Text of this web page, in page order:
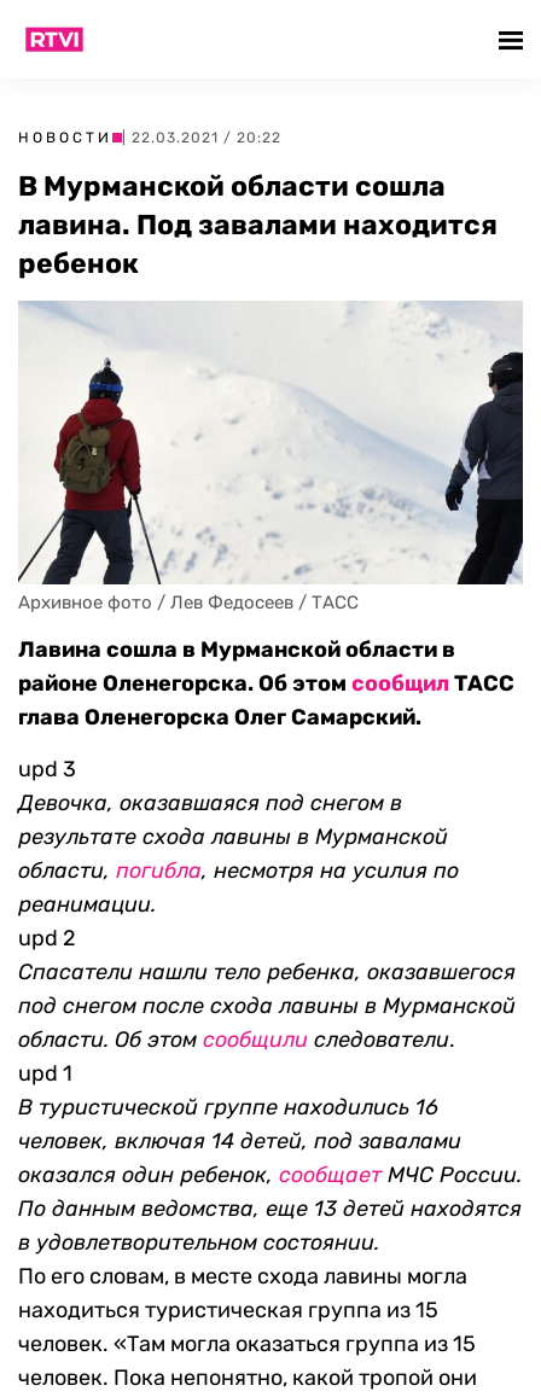
НОВОСТИ | 22.03.2021 / 20:22
В Мурманской области сошла
лавина. Под завалами находится
ребенок
Архивное фото / Лев Федосеев / ТАСС
Лавина сошла в Мурманской области в
районе Оленегорска. Об этом сообщилТАСС
глава Оленегорска Олег Самарский.
upd 3
Девочка, оказавшаяся под снегом в
результате сходалавины в Мурманской
области, погибла, несмотря на усилия по
реанимации.
upd 2
Спасатели нашли тело ребенка, оказавшегося
под снегом после схода лавины в Мурманской
области. Об этом сообщили следователи.
upd 1
В туристической группе находились 16
человек, включая 14 детей, под завалами
оказался один ребенок, сообщаетМЧС России.
По данным ведомства, еще 13 детей находятся
в удовлетворительном состоянии.
По его словам, в месте схода лавины могла
находиться туристическая группа из 15
человек. «Там могла оказаться группа из 15
человек. Пока непонятно, какой тропой они